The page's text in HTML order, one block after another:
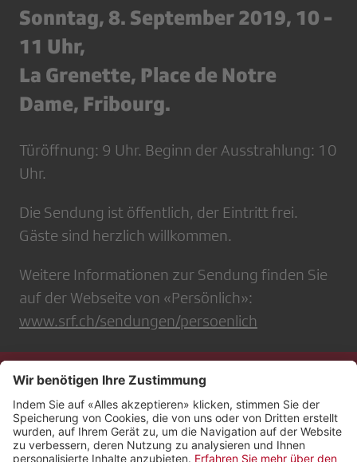
Sonntag, 8. September 2019, 10 -
11 Uhr,
La Grenette, Place de Notre
Dame, Fribourg.
Türöffnung: 9 Uhr. Beginn der Ausstrahlung: 10
Uhr.
Die Sendung ist öffentlich, der Eintritt frei.
Gäste sind herzlich willkommen.
Weitere Informationen zur Sendung finden Sie
auf der Webseite von «Persönlich»:
www.srf.ch/sendungen/persoenlich
Kontakt
Impressum
Rechtliches